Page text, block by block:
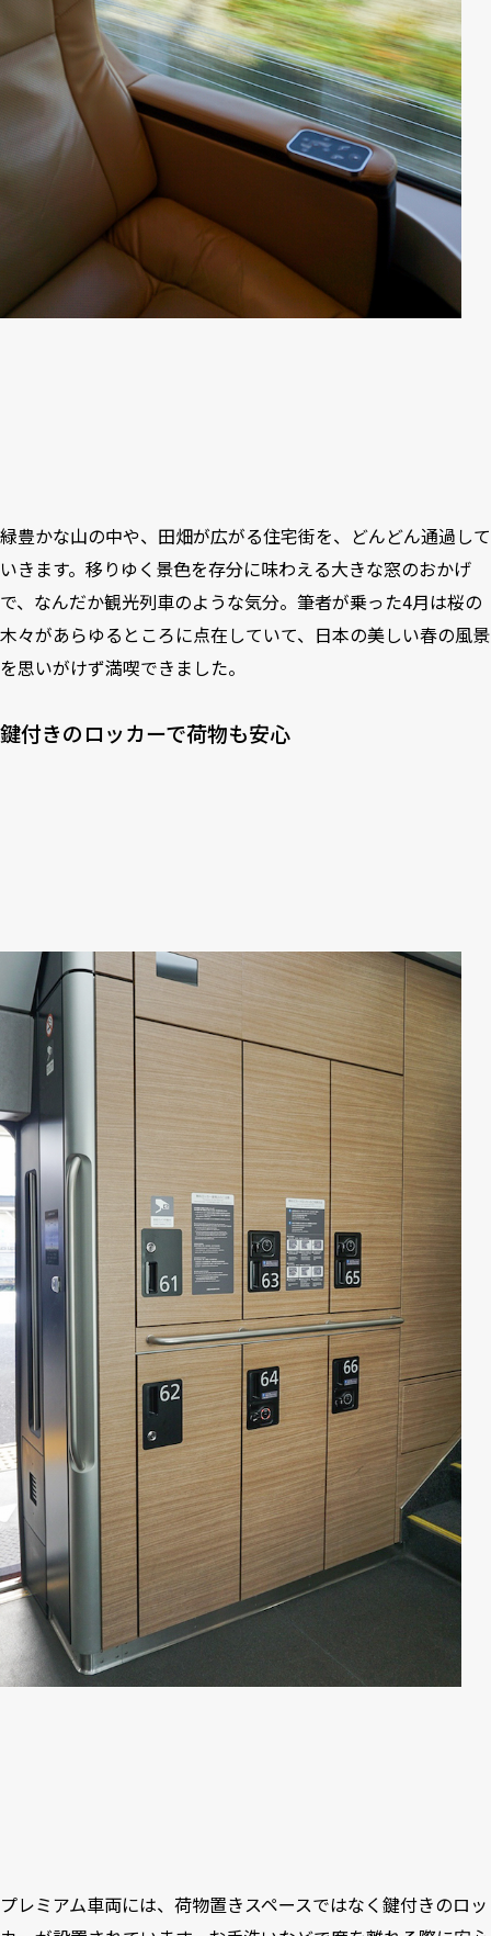
緑豊かな山の中や、田畑が広がる住宅街を、どんどん通過して
いきます。移りゆく景色を存分に味わえる大きな窓のおかげ
で、なんだか観光列車のような気分。筆者が乗った4月は桜の
木々があらゆるところに点在していて、日本の美しい春の風景
を思いがけず満喫できました。
鍵付きのロッカーで荷物も安心
プレミアム車両には、荷物置きスペースではなく鍵付きのロッ